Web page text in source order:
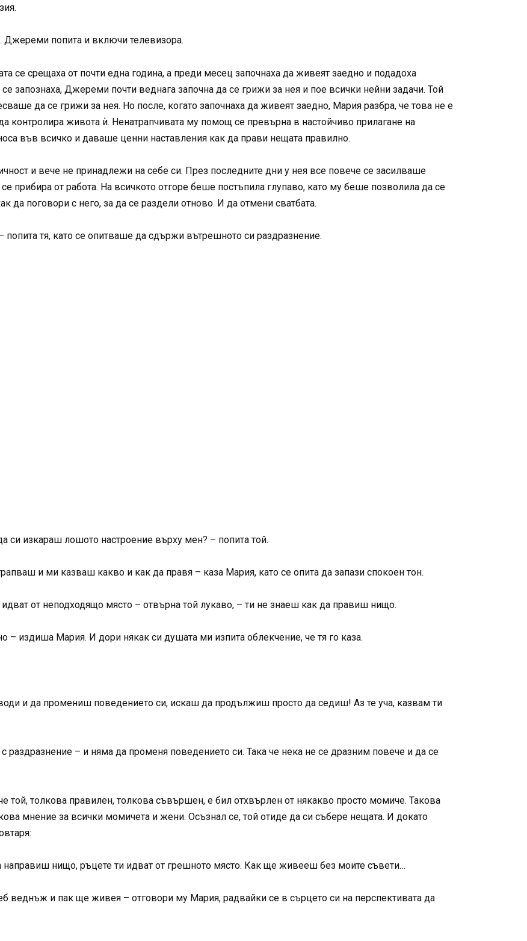
Джереми попита и включи телевизора.
се срещаха от почти една година, а преди месец започнаха да живеят заедно и подадоха
запознаха, Джереми почти веднага започна да се грижи за нея и пое всички нейни задачи. Той
да се грижи за нея. Но после, когато започнаха да живеят заедно, Мария разбра, че това не е
контролира живота ѝ. Ненатрапчивата му помощ се превърна в настойчиво прилагане на
във всичко и даваше ценни наставления как да прави нещата правилно.
и вече не принадлежи на себе си. През последните дни у нея все повече се засилваше
прибира от работа. На всичкото отгоре беше постъпила глупаво, като му беше позволила да се
да поговори с него, за да се раздели отново. И да отмени сватбата.
тя, като се опитваше да сдържи вътрешното си раздразнение.
си изкараш лошото настроение върху мен? – попита той.
и ми казваш какво и как да правя – каза Мария, като се опита да запази спокоен тон.
от неподходящо място – отвърна той лукаво, – ти не знаеш как да правиш нищо.
– издиша Мария. И дори някак си душата ми изпита облекчение, че тя го каза.
и да промениш поведението си, искаш да продължиш просто да седиш! Аз те уча, казвам ти
раздразнение – и няма да променя поведението си. Така че нека не се дразним повече и да се
толкова правилен, толкова съвършен, е бил отхвърлен от някакво просто момиче. Такова
мнение за всички момичета и жени. Осъзнал се, той отиде да си събере нещата. И докато
нищо, ръцете ти идват от грешното място. Как ще живееш без моите съвети…
веднъж и пак ще живея – отговори му Мария, радвайки се в сърцето си на перспективата да